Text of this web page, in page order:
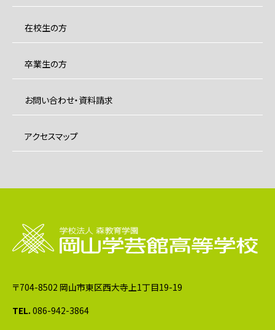
在校生の方
卒業生の方
お問い合わせ・資料請求
アクセスマップ
〒704-8502 岡山市東区西大寺上1丁目19-19
TEL. 086-942-3864